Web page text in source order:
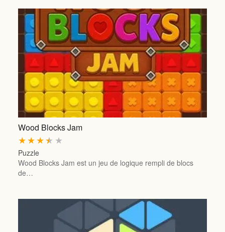
Wood Blocks Jam
★
★
★
★
★
Puzzle
Wood Blocks Jam est un jeu de logique rempli de blocs
de…